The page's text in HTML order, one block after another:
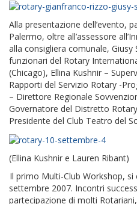
Alla presentazione dell’evento,
Palermo, oltre all’assessore
alla consigliera comunale,
funzionari del Rotary
(Chicago), Ellina Kushnir –
Rapporti del Servizio Rotary -
– Direttore Regionale
Governatore del Distretto
Presidente del Club Teatro del
(Ellina Kushnir e Lauren Ribant)
Il primo Multi-Club Workshop,
settembre 2007. Incontri
partecipazione di molti